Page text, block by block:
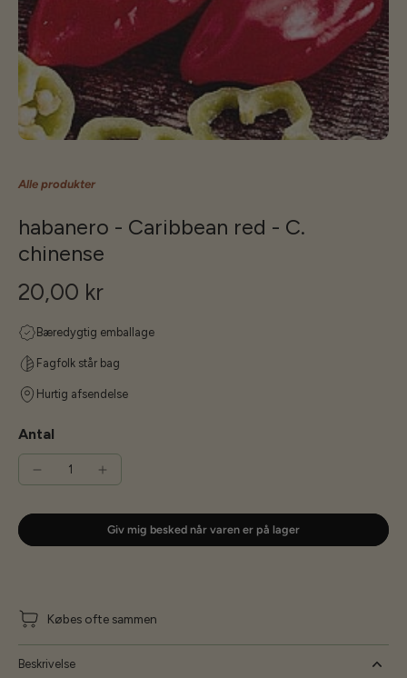
Alle produkter
habanero - Caribbean red - C.
chinense
20,00 kr
Bæredygtig emballage
Fagfolk står bag
Hurtig afsendelse
Antal
Giv mig besked når varen er på lager
Købes ofte sammen
Beskrivelse